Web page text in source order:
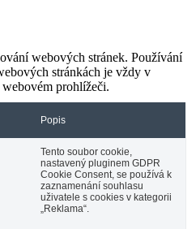
webových stránek. Používání
stránkách je vždy v
webovém prohlížeči.
Popis
Tento soubor cookie,
nastavený pluginem GDPR
Cookie Consent, se používá k
zaznamenání souhlasu
uživatele s cookies v kategorii
„Reklama“.